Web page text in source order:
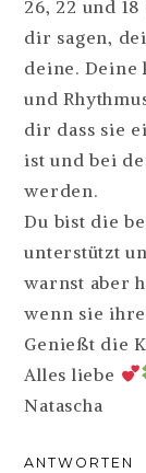
26, 22 und
dir sagen,
deine. Deine
und
dir dass sie
ist und bei
werden.
Du bist die
unterstützt
warnst aber
wenn sie
Genießt die
Alles liebe
Natascha
ANTWORTEN